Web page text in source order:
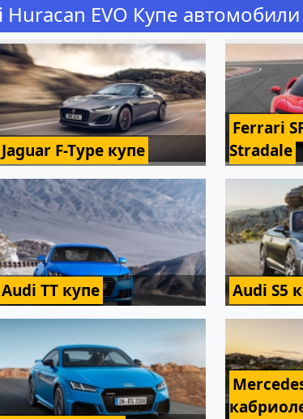
EVO Купе автомобили
Jaguar F-Type купе
Ferrari
Stradale
Audi TT купе Audi S5